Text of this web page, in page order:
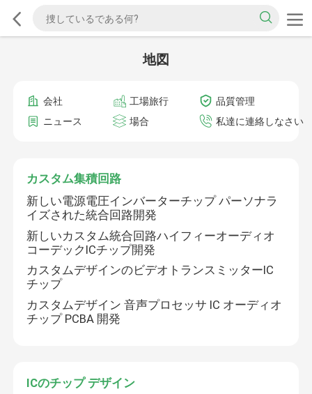
地図
会社 工場旅行
品質管理
ニュース
場合 私達に連絡しなさい
カスタム集積回路
新しい電源電圧インバーターチップ パーソナラ
イズされた統合回路開発
新しいカスタム統合回路ハイフィーオーディオ
コーデックICチップ開発
カスタムデザインのビデオトランスミッターIC
チップ
カスタムデザイン 音声プロセッサ IC オーディオ
チップ PCBA 開発
ICのチップ デザイン